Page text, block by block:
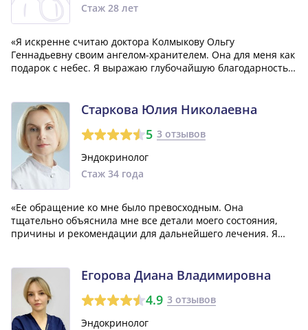
Стаж 28 лет
«Я искренне считаю доктора Колмыкову Ольгу
Геннадьевну своим ангелом-хранителем. Она для меня как
подарок с небес. Я выражаю глубочайшую благодарность
Старкова Юлия Николаевна
5 3 отзывов
Эндокринолог
Стаж 34 года
«Ее обращение ко мне было превосходным. Она
тщательно объяснила мне все детали моего состояния,
причины и рекомендации для дальнейшего лечения. Я
сравнение с другими специалистами.»
Егорова Диана Владимировна
4.9 3 отзывов
Эндокринолог